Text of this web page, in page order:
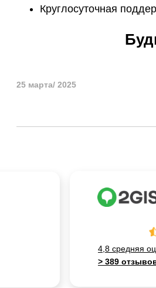
Круглосуточная
25 марта/ 2025
4,8 средняя
> 389